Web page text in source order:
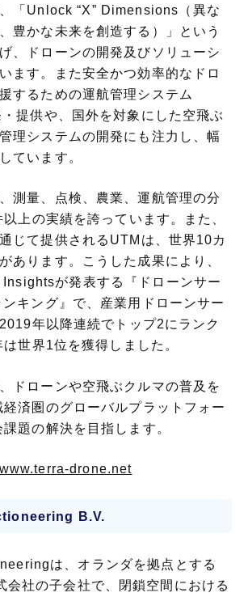
「Unlock “X” Dimensions（異な
豊かな未来を創造する）」という
、ドローンの開発及びソリューシ
ます。また安全かつ効率的なドロ
するための運航管理システム
・提供や、国外を対象にした空飛ぶ
理システムの開発にも注力し、幅
ています。
測量、点検、農業、運航管理の分
上の実績を誇っています。また、
じて提供されるUTMは、世界10カ
あります。こうした成果により、
が発表する『ドローンサー
キング』で、産業用ドローンサー
年以降連続でトップ2にランク
世界1位を獲得しました。
ドローンや空飛ぶクルマの普及を
経済圏のグローバルプラットフォー
題の解決を目指します。
drone.net
B.V.
は、オランダを拠点とする
会社の子会社で、閉鎖空間における